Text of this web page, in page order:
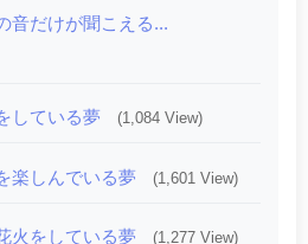
音だけが聞こえる...
している夢 (1,084 View)
楽しんでいる夢 (1,601 View)
火をしている夢 (1,277 View)